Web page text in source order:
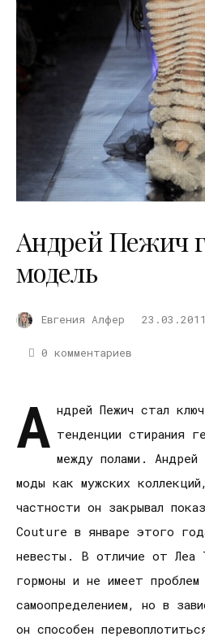
Андрей Пежич
модель
Евгения Алфер 23.03.2011
0 комментариев
А ндрей Пежич стал
тенденции стирания
между полами. Андрей
моды как мужских
частности он закрывал
Couture в январе этого
невесты. В отличие от Леа
гормоны и не имеет проблем
самоопределением, но в
он способен